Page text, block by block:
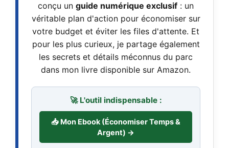
conçu un guide numérique exclusif : un
véritable plan d'action pour économiser sur
votre budget et éviter les files d'attente. Et
pour les plus curieux, je partage également
les secrets et détails méconnus du parc
dans mon livre disponible sur Amazon.
🚀 L'outil indispensable :
📥 Mon Ebook (Économiser Temps &
Argent) →